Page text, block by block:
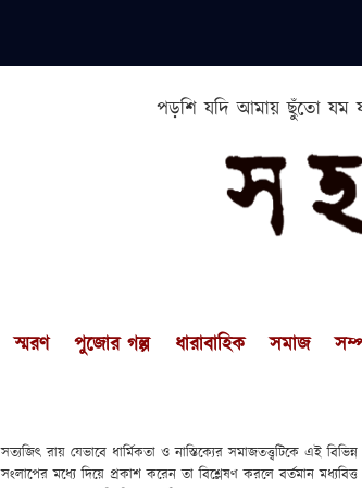
পড়শি যদি আমায় ছুঁতো যম
স্মরণ পুজোর গল্প ধারাবাহিক সমাজ
সত্যজিৎ রায় যেভাবে ধার্মিকতা ও নাস্তিক্যের সমাজতত্ত্বটিকে এই
সংলাপের মধ্যে দিয়ে প্রকাশ করেন তা বিশ্লেষণ করলে বর্তমান মধ্যবিত্ত